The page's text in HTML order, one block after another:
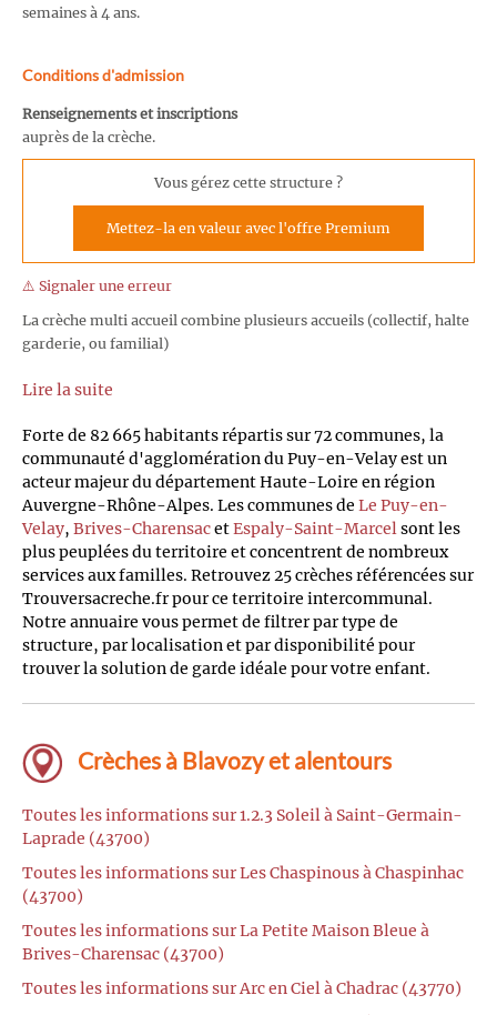
semaines à 4 ans.
Conditions d'admission
Renseignements et inscriptions
auprès de la crèche.
Vous gérez cette structure ?
Mettez-la en valeur avec l'offre Premium
⚠️ Signaler une erreur
La crèche multi accueil combine plusieurs accueils (collectif, halte
garderie, ou familial)
Lire la suite
Forte de 82 665 habitants répartis sur 72 communes, la
communauté d'agglomération du Puy-en-Velay est un
acteur majeur du département Haute-Loire en région
Auvergne-Rhône-Alpes. Les communes de Le Puy-en-
Velay, Brives-CharensacetEspaly-Saint-Marcel sont les
plus peuplées du territoire et concentrent de nombreux
services aux familles. Retrouvez 25 crèches référencées sur
Trouversacreche.fr pour ce territoire intercommunal.
Notre annuaire vous permet de filtrer par type de
structure, par localisation et par disponibilité pour
trouver la solution de garde idéale pour votre enfant.
Crèches à Blavozy et alentours
Toutes les informations sur 1.2.3 Soleil à Saint-Germain-
Laprade (43700)
Toutes les informations sur Les Chaspinous à Chaspinhac
(43700)
Toutes les informations sur La Petite Maison Bleue à
Brives-Charensac (43700)
Toutes les informations sur Arc en Ciel à Chadrac (43770)